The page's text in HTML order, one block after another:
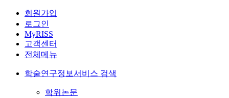
회원가입
로그인
MyRISS
고객센터
전체메뉴
학술연구정보서비스 검색
학위논문